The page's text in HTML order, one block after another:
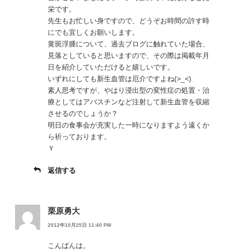
栄です。
先生もお忙しい身ですので、どうぞお時間の許す時
にでも宜しくお願いします。
黄斑浮腫について、過去ブログに触れていた場合、
見落としていると思いますので、その際は掲載年月
日を紹介していただけると嬉しいです。
いずれにしても新生血管は厄介ですよね(>_<)
素人思考ですが、やはり浸出型の変性症の処置・治
療としてはアバスチンなど注射して新生血管を収縮
させるのでしょうか？
明日の食事会が充実した一時になりますよう遠くか
ら祈っております。
Ｙ
返信する
栗原勇大
2012年10月25日 11:40 PM
こんばんは。